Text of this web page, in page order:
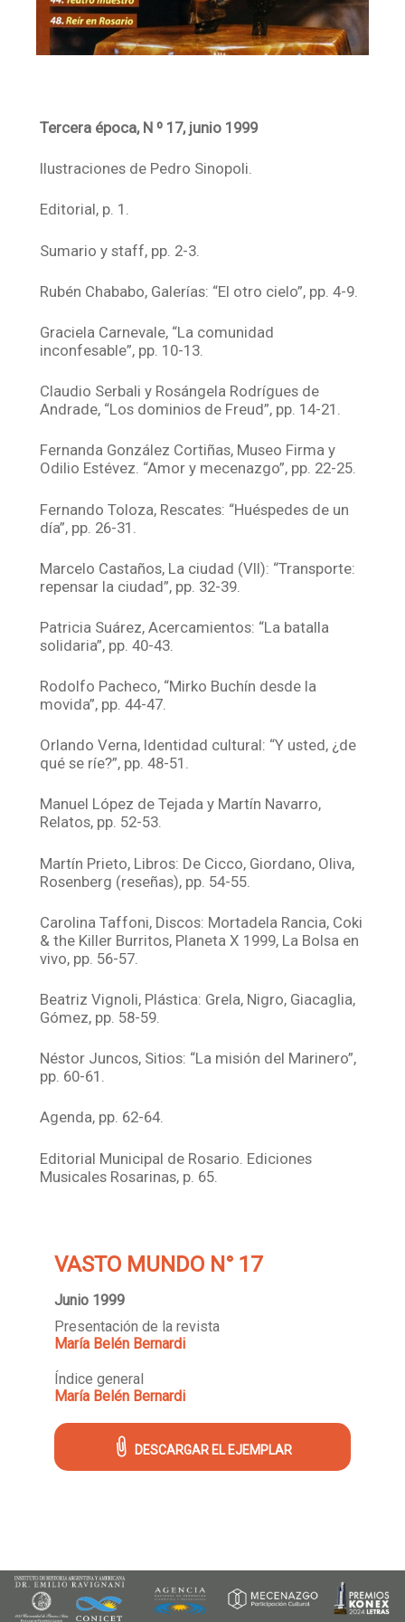
Tercera época, N º 17, junio 1999
Ilustraciones de Pedro Sinopoli.
Editorial, p. 1.
Sumario y staff, pp. 2-3.
Rubén Chababo, Galerías: “El otro cielo”, pp. 4-9.
Graciela Carnevale, “La comunidad
inconfesable”, pp. 10-13.
Claudio Serbali y Rosángela Rodrígues de
Andrade, “Los dominios de Freud”, pp. 14-21.
Fernanda González Cortiñas, Museo Firma y
Odilio Estévez. “Amor y mecenazgo”, pp. 22-25.
Fernando Toloza, Rescates: “Huéspedes de un
día”, pp. 26-31.
Marcelo Castaños, La ciudad (VII): “Transporte:
repensar la ciudad”, pp. 32-39.
Patricia Suárez, Acercamientos: “La batalla
solidaria”, pp. 40-43.
Rodolfo Pacheco, “Mirko Buchín desde la
movida”, pp. 44-47.
Orlando Verna, Identidad cultural: “Y usted, ¿de
qué se ríe?”, pp. 48-51.
Manuel López de Tejada y Martín Navarro,
Relatos, pp. 52-53.
Martín Prieto, Libros: De Cicco, Giordano, Oliva,
Rosenberg (reseñas), pp. 54-55.
Carolina Taffoni, Discos: Mortadela Rancia, Coki
& the Killer Burritos, Planeta X 1999, La Bolsa en
vivo, pp. 56-57.
Beatriz Vignoli, Plástica: Grela, Nigro, Giacaglia,
Gómez, pp. 58-59.
Néstor Juncos, Sitios: “La misión del Marinero”,
pp. 60-61.
Agenda, pp. 62-64.
Editorial Municipal de Rosario. Ediciones
Musicales Rosarinas, p. 65.
VASTO MUNDO N° 17
Junio 1999
Presentación de la revista
María Belén Bernardi
Índice general
María Belén Bernardi
DESCARGAR EL EJEMPLAR